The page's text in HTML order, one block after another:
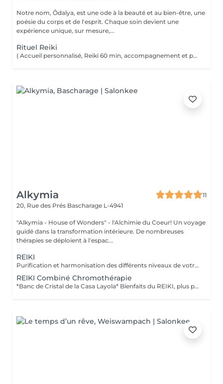
Notre nom, Ôdalya, est une ode à la beauté et au bien-être, une
poésie du corps et de l'esprit. Chaque soin devient une
expérience unique, sur mesure,...
Rituel Reiki
( Accueil personnalisé, Reiki 60 min, accompagnement et partage ) Soin énergétique d'origine japonaise qui permet de faire circuler et d'harmoniser l'énergie du corps. Le Reiki aide à apaiser le corps et l'esprit, favorise la relaxation, contribue à améliorer le sommeil, calme les tensions.
Alkymia
11
20, Rue des Prés Bascharage L-4941
"Alkymia - House of Wonders" - l'Alchimie du Coeur! Un voyage
guidé dans la transformation intérieure. De nombreuses
thérapies se déploient à l'espac...
REIKI
Purification et harmonisation des différents niveaux de votre être physique, émotionnel, mental et spirituel.
REIKI Combiné Chromothérapie
*Banc de Cristal de la Casa Layola* Bienfaits du REIKI, plus purification des corps subtils de l'Être dans sa globalité, permet une meilleure connexion à soi, une relaxation intense, un meilleur ancrage et une clarté d'esprit...